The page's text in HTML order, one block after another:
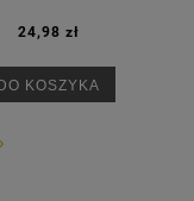
24,98 zł
KOSZYKA